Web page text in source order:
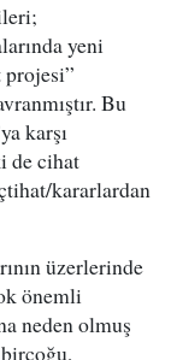
yeni
projesi”
Bu
karşı
de cihat
kararlardan
üzerlerinde
önemli
neden olmuş